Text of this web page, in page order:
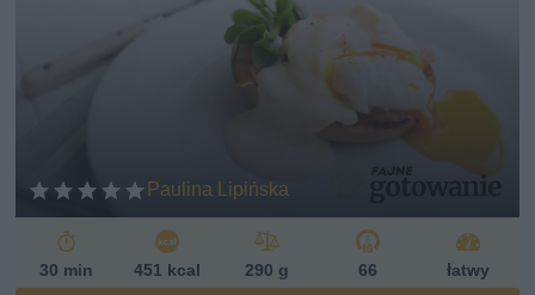
Paulina Lipińska
30 min 451 kcal 290 g 66 łatwy